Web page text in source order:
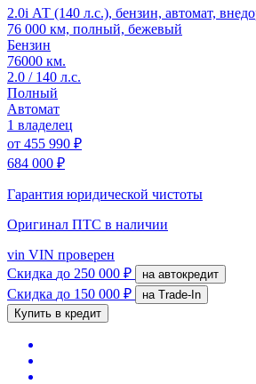
2.0i АТ (140 л.с.), бензин, автомат,
76 000 км, полный, бежевый
Бензин
76000 км.
2.0 / 140 л.с.
Полный
Автомат
1 владелец
от 455 990 ₽
684 000 ₽
Гарантия юридической чистоты
Оригинал ПТС в наличии
vin VIN проверен
Скидка до 250 000 ₽ на автокредит
Скидка до 150 000 ₽
на Trade-In
Купить в кредит